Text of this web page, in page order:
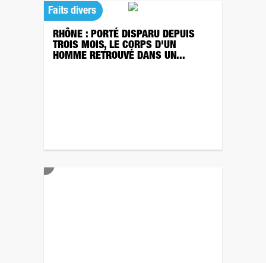
Faits divers
RHÔNE : PORTÉ DISPARU DEPUIS
TROIS MOIS, LE CORPS D'UN
HOMME RETROUVÉ DANS UN...